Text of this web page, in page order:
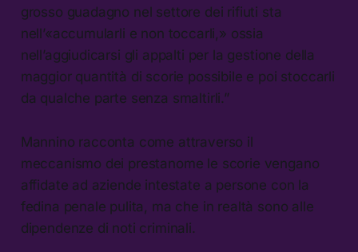
grosso guadagno nel settore dei rifiuti sta
nell’«accumularli e non toccarli,» ossia
nell’aggiudicarsi gli appalti per la gestione della
maggior quantità di scorie possibile e poi stoccarli
da qualche parte senza smaltirli.”
Mannino racconta come attraverso il
meccanismo dei prestanome le scorie vengano
affidate ad aziende intestate a persone con la
fedina penale pulita, ma che in realtà sono alle
dipendenze di noti criminali.